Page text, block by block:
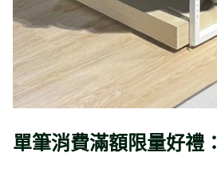
單筆消費滿額限量好禮：